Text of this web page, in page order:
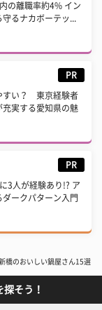
の離職率約4% イン
るナカボーテッ...
PR
すい？ 東京経験者
充実する愛知県の魅
PR
3人が経験あり!? ア
ダークパターン入門
橋のおいしい鍋屋さん15選
そう！